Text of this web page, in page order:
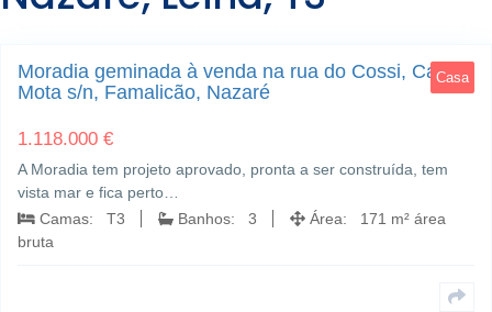
Casa
Moradia geminada à venda na rua do Cossi, Casal
Mota s/n, Famalicão, Nazaré
1.118.000 €
A Moradia tem projeto aprovado, pronta a ser construída, tem
vista mar e fica perto…
Camas: T3
Banhos: 3
Área: 171 m² área
bruta